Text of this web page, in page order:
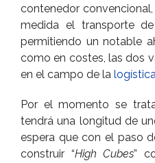
contenedor
medida el transporte
permitiendo un notable
como en costes, las dos
en el campo de la
Por el momento se
tendrá una longitud de
espera que con el paso
construir “High Cubes”